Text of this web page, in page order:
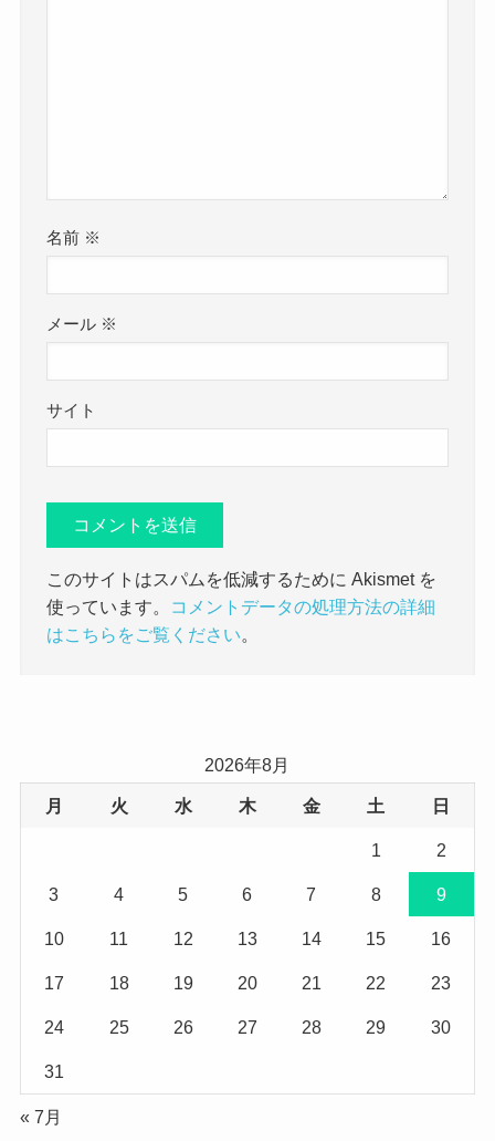
名前 ※
メール ※
サイト
このサイトはスパムを低減するために Akismet を
使っています。
コメントデータの処理方法の詳細
はこちらをご覧ください。
2026年8月
月 火 水 木 金 土 日
1 2
3 4 5 6 7 8 9
10 11 12 13 14 15 16
17 18 19 20 21 22 23
24 25 26 27 28 29 30
31
« 7月